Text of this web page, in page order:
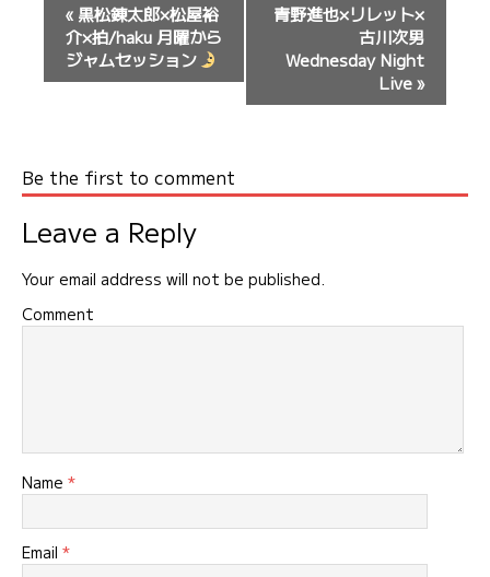
ト
ゲ
ー
シ
ン
« 黒松錬太郎×松屋裕
介×拍/haku 月曜から
ジャムセッション
青野進也×リレット×
古川次男
Wednesday Night
Live»
Be the first to comment
Leave a Reply
Your email address will not be published.
Comment
Name *
Email *